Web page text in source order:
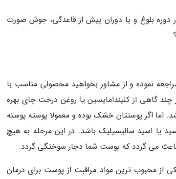
بلوغ و یا دوران پیش از قاعدگی، جوش صورت
نموده و از مشاور بخواهید محصولی مناسب با
چند گاهی از کلیندامایسین یا روغن درخت چای بهره
اگر پوستتان خشک بوده و معمولا پوسته پوسته
یا اسید سالیسیلیک باشد. در این مرحله به هیچ
باعث می گردد که پوست شما دچار سوختگی گردد.
از محبوب ترین مواد مراقبت از پوست برای درمان